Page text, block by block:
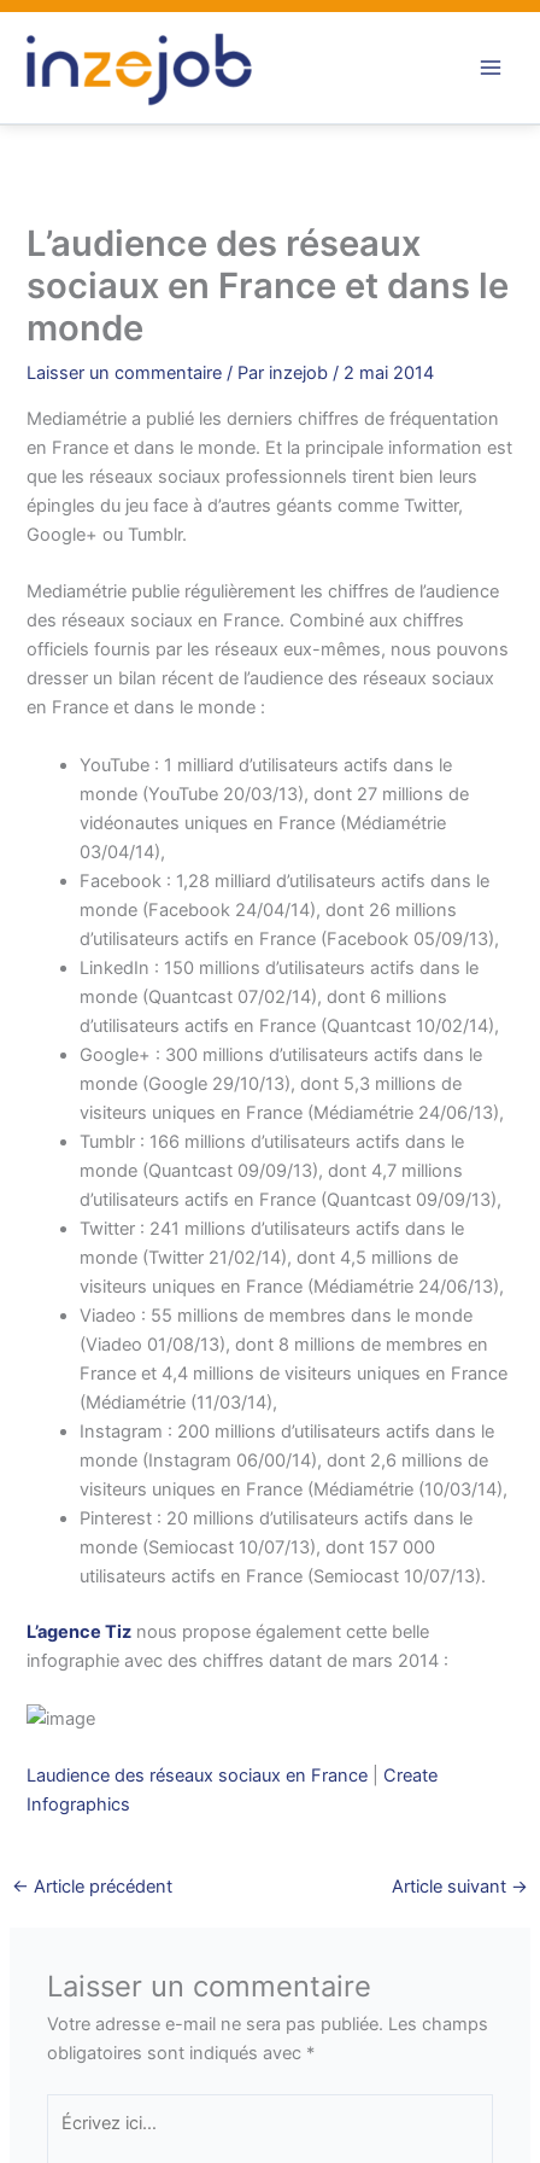
Aller
contenu
L’audience des réseaux
sociaux en France et dans le
monde
Laisser un commentaire / Par inzejob/ 2 mai 2014
Mediamétrie a publié les derniers chiffres de fréquentation
en France et dans le monde. Et la principale information est
que les réseaux sociaux professionnels tirent bien leurs
épingles du jeu face à d’autres géants comme Twitter,
Google+ ou Tumblr.
Mediamétrie publie régulièrement les chiffres de l’audience
des réseaux sociaux en France. Combiné aux chiffres
officiels fournis par les réseaux eux-mêmes, nous pouvons
dresser un bilan récent de l’audience des réseaux sociaux
en France et dans le monde :
YouTube : 1 milliard d’utilisateurs actifs dans le
monde (YouTube 20/03/13), dont 27 millions de
vidéonautes uniques en France (Médiamétrie
03/04/14),
Facebook : 1,28 milliard d’utilisateurs actifs dans le
monde (Facebook 24/04/14), dont 26 millions
d’utilisateurs actifs en France (Facebook 05/09/13),
LinkedIn : 150 millions d’utilisateurs actifs dans le
monde (Quantcast 07/02/14), dont 6 millions
d’utilisateurs actifs en France (Quantcast 10/02/14),
Google+ : 300 millions d’utilisateurs actifs dans le
monde (Google 29/10/13), dont 5,3 millions de
visiteurs uniques en France (Médiamétrie 24/06/13),
Tumblr : 166 millions d’utilisateurs actifs dans le
monde (Quantcast 09/09/13), dont 4,7 millions
d’utilisateurs actifs en France (Quantcast 09/09/13),
Twitter : 241 millions d’utilisateurs actifs dans le
monde (Twitter 21/02/14), dont 4,5 millions de
visiteurs uniques en France (Médiamétrie 24/06/13),
Viadeo : 55 millions de membres dans le monde
(Viadeo 01/08/13), dont 8 millions de membres en
France et 4,4 millions de visiteurs uniques en France
(Médiamétrie (11/03/14),
Instagram : 200 millions d’utilisateurs actifs dans le
monde (Instagram 06/00/14), dont 2,6 millions de
visiteurs uniques en France (Médiamétrie (10/03/14),
Pinterest : 20 millions d’utilisateurs actifs dans le
monde (Semiocast 10/07/13), dont 157 000
utilisateurs actifs en France (Semiocast 10/07/13).
L’agence Tiz nous propose également cette belle
infographie avec des chiffres datant de mars 2014 :
Laudience des réseaux sociaux en France
Create
Infographics
← Article précédent Article suivant →
Laisser un commentaire
Votre adresse e-mail ne sera pas publiée. Les champs
obligatoires sont indiqués avec *
Écrivez
ici…